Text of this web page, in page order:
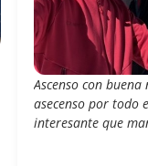
Ascenso con
asecenso por todo
interesante que